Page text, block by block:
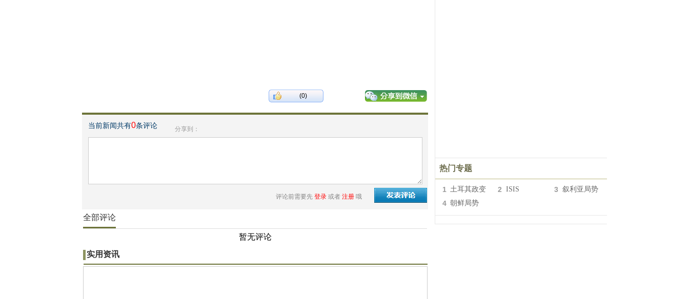
(0)
当前新闻共有0条评论 分享到：
评论前需要先 登录 或者 注册 哦
全部评论
暂无评论
实用资讯
热门专题
1 土耳其政变 2 ISIS 3 叙利亚局势
4 朝鲜局势